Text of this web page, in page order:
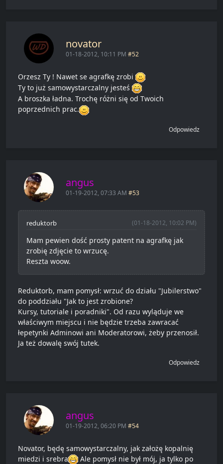
novator
01-18-2012, 10:11 PM #52
Orzesz Ty ! Nawet se agrafkę zrobi
Ty to już samowystarczalny jesteś
A broszka ładna. Trochę różni się od Twoich
poprzednich prac.
Odpowiedz
angus
01-19-2012, 07:33 AM #53
(01-18-2012, 10:02 PM)
reduktorb
Mam pewien dość prosty patent na agrafkę jak
zrobię zdjęcie to wrzucę.
Reszta woow.
Reduktorb, mam pomysł: wrzuć do działu "Jubilerstwo"
do poddziału "Jak to jest zrobione?
Kursy, tutoriale i poradniki". Od razu wyląduje we
właściwym miejscu i nie będzie trzeba zawracać
łepetynki Adminowi ani Moderatorowi, żeby przenosił.
Ja też dowalę swój tutek.
Odpowiedz
angus
01-19-2012, 06:20 PM #54
Novator, będę samowystarczalny, jak założę kopalnię
miedzi i srebra
Ale pomysł nie był mój, ja tylko po